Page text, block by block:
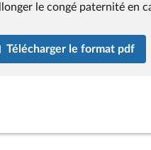
le congé paternité en
Télécharger le format pdf